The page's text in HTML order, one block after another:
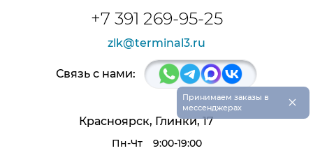
+7 391 269-95-25
zlk@terminal3.ru
Доставка и оплата
Расшифровка маркировки подшипников
Связь с нами:
Красноярск, Глинки, 17
Пн-Чт 9:00-19:00
Принимаем заказы в
мессенджерах
×